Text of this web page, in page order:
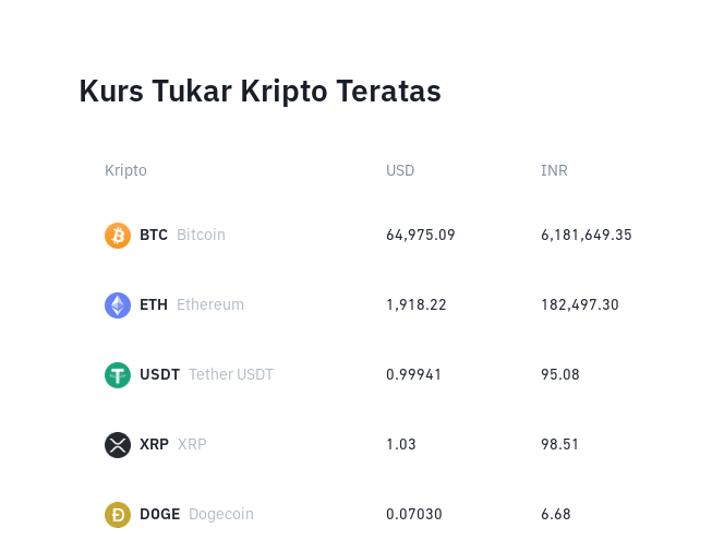
Kurs Tukar Kripto Teratas
Kripto USD INR
BTC Bitcoin 64,975.09 6,181,649.35
ETH Ethereum 1,918.22 182,497.30
USDT Tether USDT 0.99941 95.08
XRP XRP 1.03 98.51
DOGE Dogecoin 0.07030 6.68